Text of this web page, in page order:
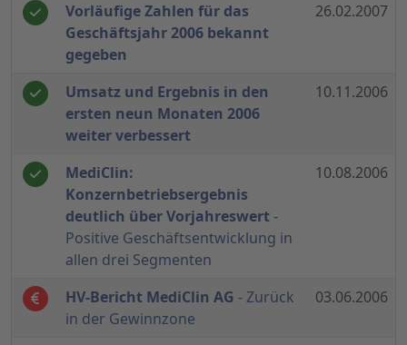
Vorläufige Zahlen für das
Geschäftsjahr 2006 bekannt
gegeben
26.02.2007
Umsatz und Ergebnis in den
ersten neun Monaten 2006
weiter verbessert
10.11.2006
MediClin:
Konzernbetriebsergebnis
deutlich über Vorjahreswert-
Positive Geschäftsentwicklung in
allen drei Segmenten
10.08.2006
HV-Bericht MediClin AG - Zurück
in der Gewinnzone
03.06.2006